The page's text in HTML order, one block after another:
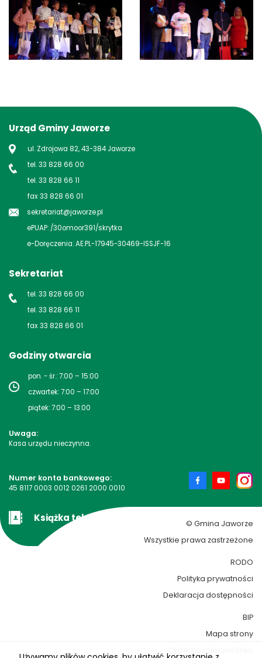
Urząd Gminy Jaworze
ul. Zdrojowa 82, 43-384 Jaworze
tel. 33 828 66 00
tel. 33 828 66 11
fax 33 828 66 01
sekretariat@jaworze.pl
ePUAP: /30omoor391/skrytka
e-Doręczenia: AE:PL-17945-30469-ISSJF-16
Sekretariat
tel. 33 828 66 00
tel. 33 828 66 11
fax 33 828 66 01
Godziny otwarcia
pon. - śr.: 7:00 – 15:00
czwartek: 7:00 – 17:00
piątek: 7:00 – 13:00
Uwaga:
Kasa urzędu nieczynna.
Numer konta bankowego:
45 8117 0003 0012 0261 2000 0010
Książka teleadresowa
© Gmina Jaworze
Wszystkie prawa zastrzeżone
RODO
Polityka prywatności
Deklaracja dostępności
BIP
Mapa strony